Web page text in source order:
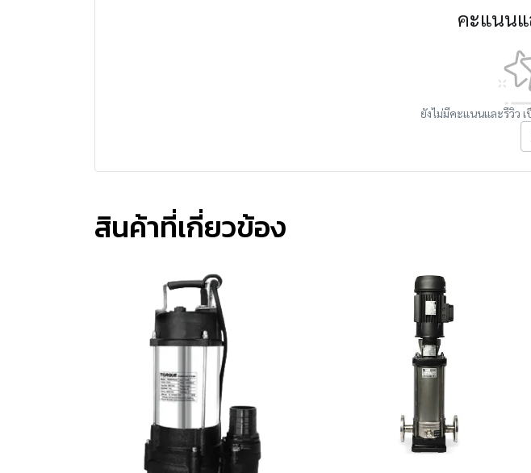
คะแนน
ยังไม่มีคะแนนและรีวิว
สินค้าที่เกี่ยวข้อง